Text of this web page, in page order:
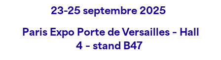
23-25 septembre 2025
Paris Expo Porte de Versailles – Hall
4 – stand B47